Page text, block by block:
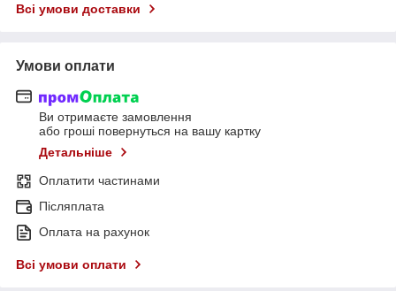
Всі умови доставки
Умови оплати
Ви отримаєте замовлення
або гроші повернуться на вашу картку
Детальніше
Оплатити частинами
Післяплата
Оплата на рахунок
Всі умови оплати